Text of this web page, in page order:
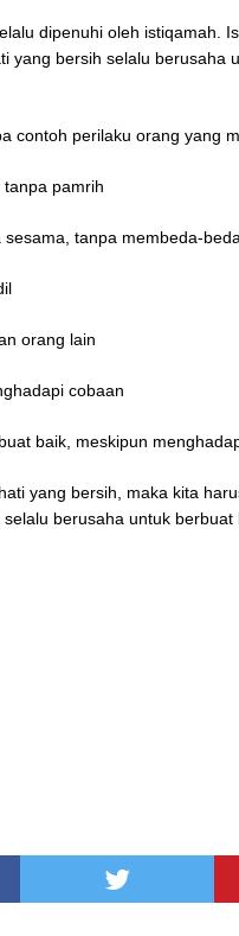
dipenuhi oleh istiqamah.
yang bersih selalu berusaha
contoh perilaku orang yang
pamrih
tanpa membeda-
orang lain
cobaan
baik, meskipun
yang bersih, maka kita
berusaha untuk berbuat